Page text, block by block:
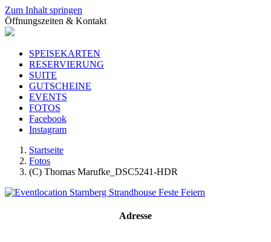
Zum Inhalt springen
Öffnungszeiten & Kontakt
SPEISEKARTEN
RESERVIERUNG
SUITE
GUTSCHEINE
EVENTS
FOTOS
Facebook
Instagram
Startseite
Fotos
(C) Thomas Marufke_DSC5241-HDR
Adresse